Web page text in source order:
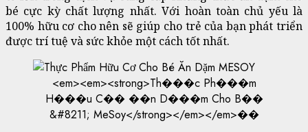
bé cực kỳ chất lượng nhất. Với hoàn toàn chủ yếu là
100% hữu cơ cho nên sẽ giúp cho trẻ của bạn phát triển
được trí tuệ và sức khỏe một cách tốt nhất.
<em><em><strong>Th���c Ph���m
H���u C�� ��n D���m Cho B��
&#8211; MeSoy</strong></em></em>��